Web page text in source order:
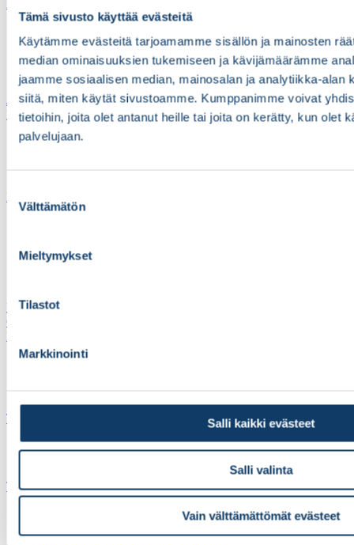
Tämä sivusto käyttää evästeitä
Käytämme evästeitä tarjoamamme sisällön ja mainosten
median ominaisuuksien tukemiseen ja kävijämäärämme
jaamme sosiaalisen median, mainosalan ja analytiikka-alan
siitä, miten käytät sivustoamme. Kumppanimme voivat
tietoihin, joita olet antanut heille tai joita on kerätty, kun olet
palvelujaan.
Suostumuksen
valinta
Välttämätön
Mieltymykset
Tilastot
Markkinointi
Salli kaikki evästeet
Salli valinta
Vain välttämättömät evästeet
Harjoitusvälineet
Painot
Peiliterapia
Voima ja liikkuvuus
Jalkaterapiatuotteet
Kompressiotuotteet
Kompressiokäsineet
Lastamateriaalit
Matalalämpömuovit
Muut lastamateriaalit
Lämpökäsineet
Outlet
Pehmusteet
Tarranauhat
Koukkunauhat
Tutkimusvälineet
E-Link-tutkimus & -harjoitusmenetelmä